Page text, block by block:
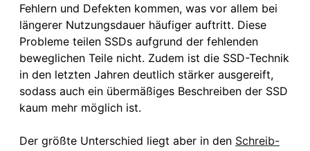
Fehlern und Defekten kommen, was vor allem bei
längerer Nutzungsdauer häufiger auftritt. Diese
Probleme teilen SSDs aufgrund der fehlenden
beweglichen Teile nicht. Zudem ist die SSD-Technik
in den letzten Jahren deutlich stärker ausgereift,
sodass auch ein übermäßiges Beschreiben der SSD
kaum mehr möglich ist.
Der größte Unterschied liegt aber in den Schreib-